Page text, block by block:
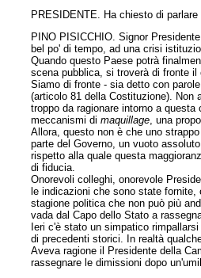
PRESIDENTE. Ha chiesto di
PINO PISICCHIO. Signor
bel po' di tempo, ad una crisi
Quando questo Paese potrà
scenapubblica, si troverà di fronte
Siamo di fronte - sia detto con
(articolo 81 della Costituzione). Non
troppo da ragionare intorno a
meccanismi dimaquillage, una
Allora, questo non è che uno
parte del Governo, un vuoto
rispetto alla quale questa
di fiducia.
Onorevoli colleghi, onorevole
le indicazioni che sono state
stagione politica che non può più
vada dal Capo dello Stato a
Ieri c'è stato un simpatico
di precedenti storici. In realtà
Aveva ragione il Presidente della
rassegnare le dimissioni dopo